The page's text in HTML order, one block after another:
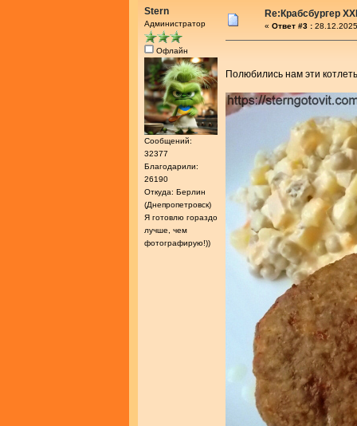
Stern
Администратор
Офлайн
Сообщений:
32377
Благодарили:
26190
Откуда: Берлин
(Днепропетровск)
Я готовлю гораздо
лучше, чем
фотографирую!))
Re:Крабсбургер
« Ответ #3 :
Полюбились нам эти